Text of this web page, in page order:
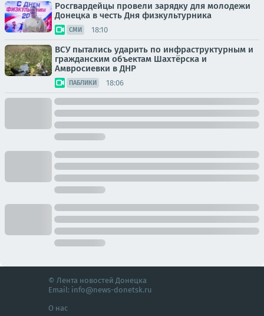
Росгвардейцы провели зарядку для молодежи
Донецка в честь Дня физкультурника
СМИ 18:10
ВСУ пытались ударить по инфраструктурным и
гражданским объектам Шахтёрска и
Амвросиевки в ДНР
ПАБЛИКИ 18:06
© Лента новостей Донецка
Email: info@news-donetsk.ru
О нас